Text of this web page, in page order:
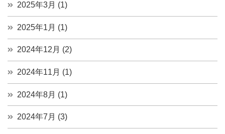
2025年3月 (1)
2025年1月 (1)
2024年12月 (2)
2024年11月 (1)
2024年8月 (1)
2024年7月 (3)